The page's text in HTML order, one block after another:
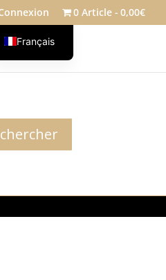
0 Article 0,00€
Blog
Français
English